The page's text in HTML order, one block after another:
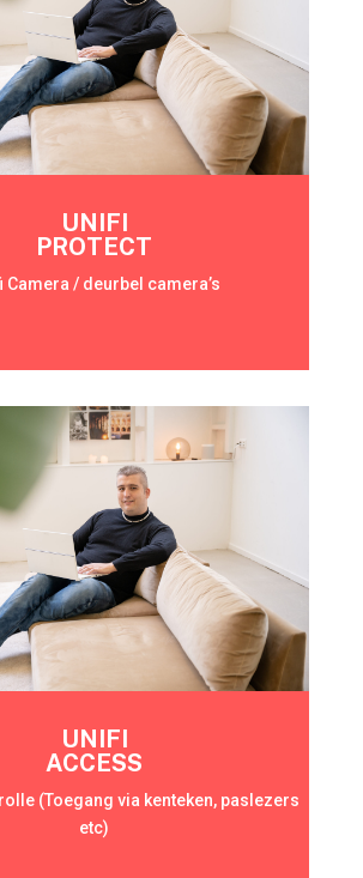
UNIFI
PROTECT
Camera / deurbel camera’s
UNIFI
ACCESS
(Toegang via kenteken, paslezers
etc)